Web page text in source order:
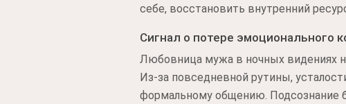
себе, восстановить внутренний
Сигнал о потере эмоционального
Любовница мужа в ночных видениях
Из-за повседневной рутины,
формальному общению. Подсознание